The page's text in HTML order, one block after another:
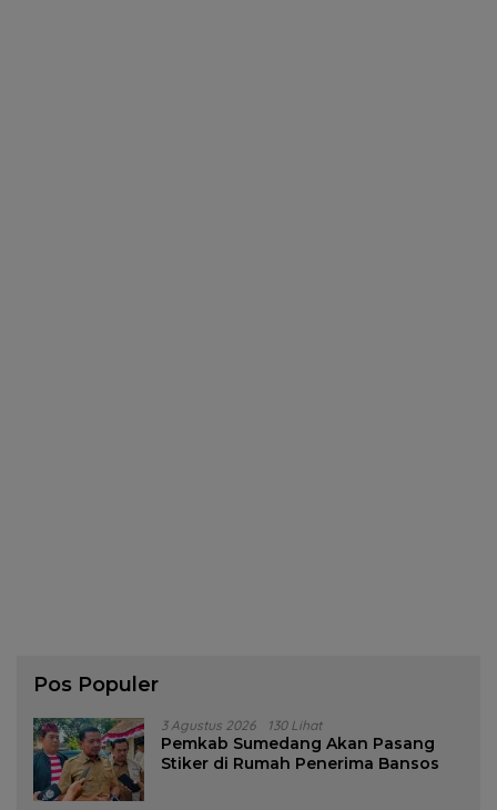
Pos Populer
3 Agustus 2026 130 Lihat
Pemkab Sumedang Akan Pasang
Stiker di Rumah Penerima Bansos